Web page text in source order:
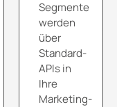
Segmente
werden
über
Standard-
APIs in
Ihre
Marketing-